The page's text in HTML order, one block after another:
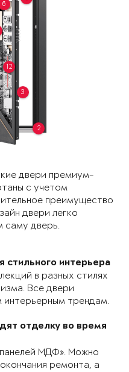
2
3
6
12
двери премиум-
с учетом
преимущество
двери легко
саму дверь.
интерьера
в разных стилях
Все двери
интерьерным трендам.
отделку во время
МДФ». Можно
ремонта, а